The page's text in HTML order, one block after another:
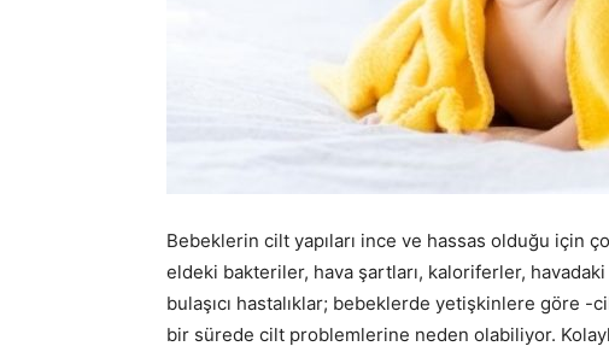
Bebeklerin cilt yapıları ince ve hassas olduğu için
eldeki bakteriler, hava şartları, kaloriferler,
bulaşıcı hastalıklar; bebeklerde yetişkinlere göre -
bir sürede cilt problemlerine neden olabiliyor.